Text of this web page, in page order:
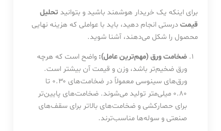
برای اینکه یک خریدار هوشمند باشید و بتوانیدتحلیل
قیمتدرستی انجام دهید، باید با عواملی که هزینه نهایی
محصول را شکل می‌دهند، آشنا شوید.
ضخامت ورق (مهم‌ترین عامل):واضح است که هرچه
ورق ضخیم‌تر باشد، وزن و قیمت آن بیشتر است.
ورق‌های سینوسی معمولاً در ضخامت‌های ۰.۳۰ تا
۰.۸۰ میلی‌متر تولید می‌شوند. ضخامت‌های پایین‌تر
برای حصارکشی و ضخامت‌های بالاتر برای سقف‌های
صنعتی و سوله‌ها مناسب‌ترند.